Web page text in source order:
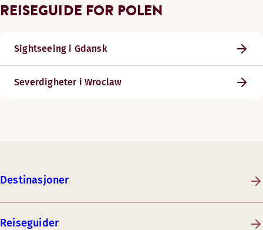
REISEGUIDE FOR POLEN
Sightseeing i Gdansk
Severdigheter i Wroclaw
Destinasjoner
Reiseguider